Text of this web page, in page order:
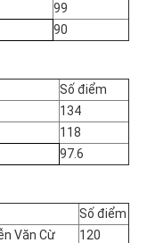
99
90
Số điểm
134
118
97.6
Số điểm
Văn Cừ
120